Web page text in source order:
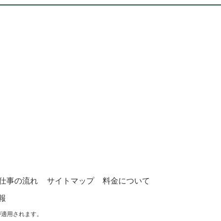
事の流れ 料金について
サイトマップ
用されます。